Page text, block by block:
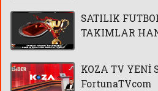
SATILIK
TAKIMLAR
KOZA TV YENİ
FortunaTVcom